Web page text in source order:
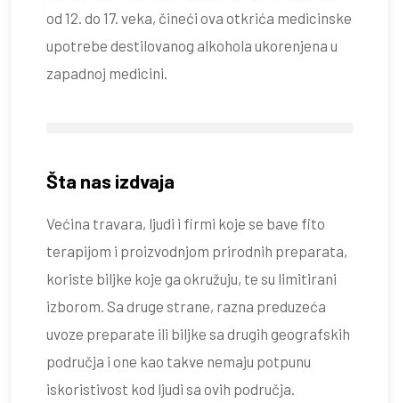
od 12. do 17. veka, čineći ova otkrića medicinske
upotrebe destilovanog alkohola ukorenjena u
zapadnoj medicini.
Šta nas izdvaja
Većina travara, ljudi i firmi koje se bave fito
terapijom i proizvodnjom prirodnih preparata,
koriste biljke koje ga okružuju, te su limitirani
izborom. Sa druge strane, razna preduzeća
uvoze preparate ili biljke sa drugih geografskih
područja i one kao takve nemaju potpunu
iskoristivost kod ljudi sa ovih područja.